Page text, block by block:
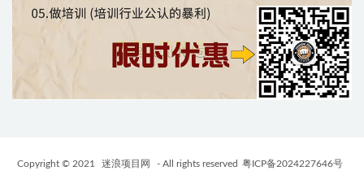
Copyright © 2021 迷浪项目网 - All rights reserved 粤ICP备2024227646号